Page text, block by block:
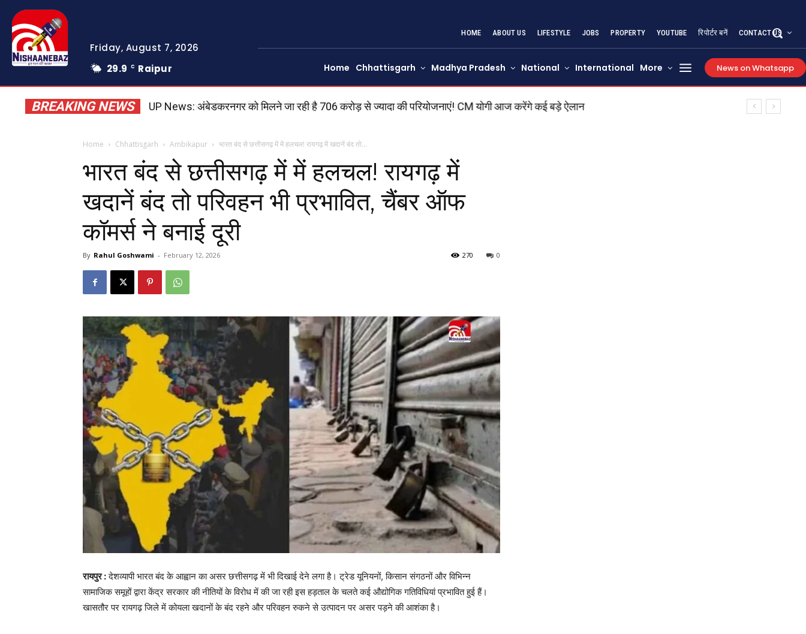
Friday, August 7, 2026
29.9
C Raipur
HOME ABOUT US LIFESTYLE JOBS PROPERTY YOUTUBE रिपोर्टर बनें CONTACT US
Home Chhattisgarh Madhya Pradesh National International More News on Whatsapp
BREAKING NEWS MP Crime: रीवा में शातिर अपराधी सलमान राणा गिरफ्तार, दो दर्जन से ज्यादा मामलों में था आरोपी
Home Chhattisgarh Ambikapur भारत बंद से छत्तीसगढ़ में में हलचल! रायगढ़ में खदानें बंद तो...
भारत बंद से छत्तीसगढ़ में में हलचल! रायगढ़ में
खदानें बंद तो परिवहन भी प्रभावित, चैंबर ऑफ
कॉमर्स ने बनाई दूरी
By Rahul Goshwami - February 12, 2026 0
270
रायपुर :देशव्यापी भारत बंद के आह्वान का असर छत्तीसगढ़ में भी दिखाई देने लगा है। ट्रेड यूनियनों, किसान संगठनों और विभिन्न
सामाजिक समूहों द्वारा केंद्र सरकार की नीतियों के विरोध में की जा रही इस हड़ताल के चलते कई औद्योगिक गतिविधियां प्रभावित हुई हैं।
खासतौर पर रायगढ़ जिले में कोयला खदानों के बंद रहने और परिवहन रुकने से उत्पादन पर असर पड़ने की आशंका है।